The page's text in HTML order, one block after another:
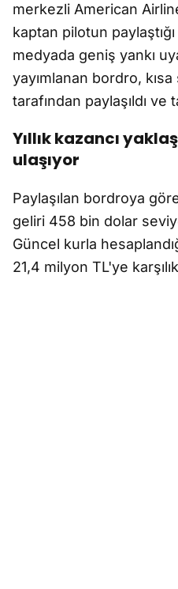
merkezli American
kaptan pilotun
medyada geniş yankı
yayımlanan bordro,
tarafından paylaşıldı ve
Yıllık kazancı
ulaşıyor
Paylaşılan bordroya
geliri 458 bin dolar
Güncel kurla
21,4 milyon TL'ye